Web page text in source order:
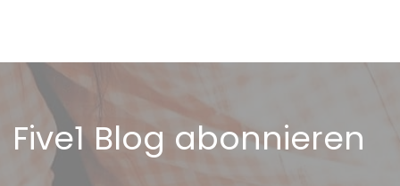
Five1 Blog abonnieren